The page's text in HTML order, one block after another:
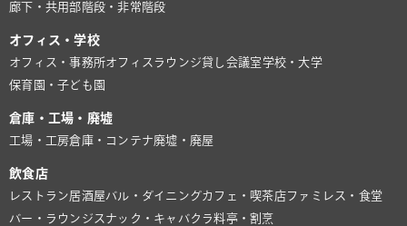
廊下・共用部階段・非常階段
オフィス・学校
オフィス・事務所オフィスラウンジ貸し会議室学校・大学
保育園・子ども園
倉庫・工場・廃墟
工場・工房倉庫・コンテナ廃墟・廃屋
飲食店
レストラン居酒屋バル・ダイニングカフェ・喫茶店ファミレス・食堂
バー・ラウンジ スナック・キャバクラ料亭・割烹